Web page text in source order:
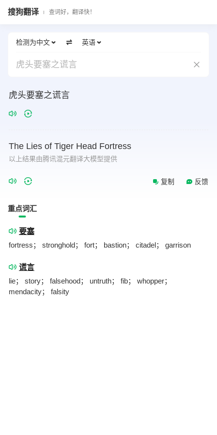
搜狗翻译 查词好，翻译快！
检测为中文 英语
虎头要塞之谎言
虎头要塞之谎言
The Lies of Tiger Head Fortress
以上结果由腾讯混元翻译大模型提供
复制 反馈
重点词汇
要塞
fortress； stronghold； fort； bastion； citadel； garrison
谎言
lie； story； falsehood； untruth； fib； whopper；
mendacity； falsity